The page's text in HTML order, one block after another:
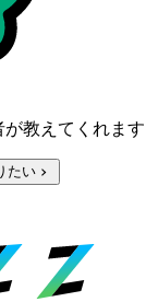
教えてくれます
たい